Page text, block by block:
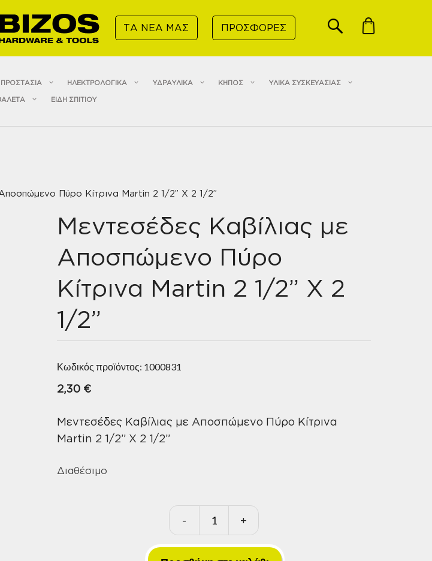
ΤΑ ΝΕΑ ΜΑΣ ΠΡΟΣΦΟΡΕΣ
ΠΡΟΣΤΑΣΙΑ ΗΛΕΚΤΡΟΛΟΓΙΚΑ ΥΔΡΑΥΛΙΚΑ ΚΗΠΟΣ ΥΛΙΚΑ ΣΥΣΚΕΥΑΣΙΑΣ
ΕΙΔΗ ΣΠΙΤΙΟΥ
Πύρο Κίτρινα Martin 2 1/2” X 2 1/2”
Μεντεσέδες Καβίλιας με
Αποσπώμενο Πύρο
Κίτρινα Martin 2 1/2” X 2
1/2”
Κωδικός προϊόντος: 1000831
2,30 €
Μεντεσέδες Καβίλιας με Αποσπώμενο Πύρο Κίτρινα
Martin 2 1/2” X 2 1/2”
Διαθέσιμο
-
Μεντεσέδες
Καβίλιας
+